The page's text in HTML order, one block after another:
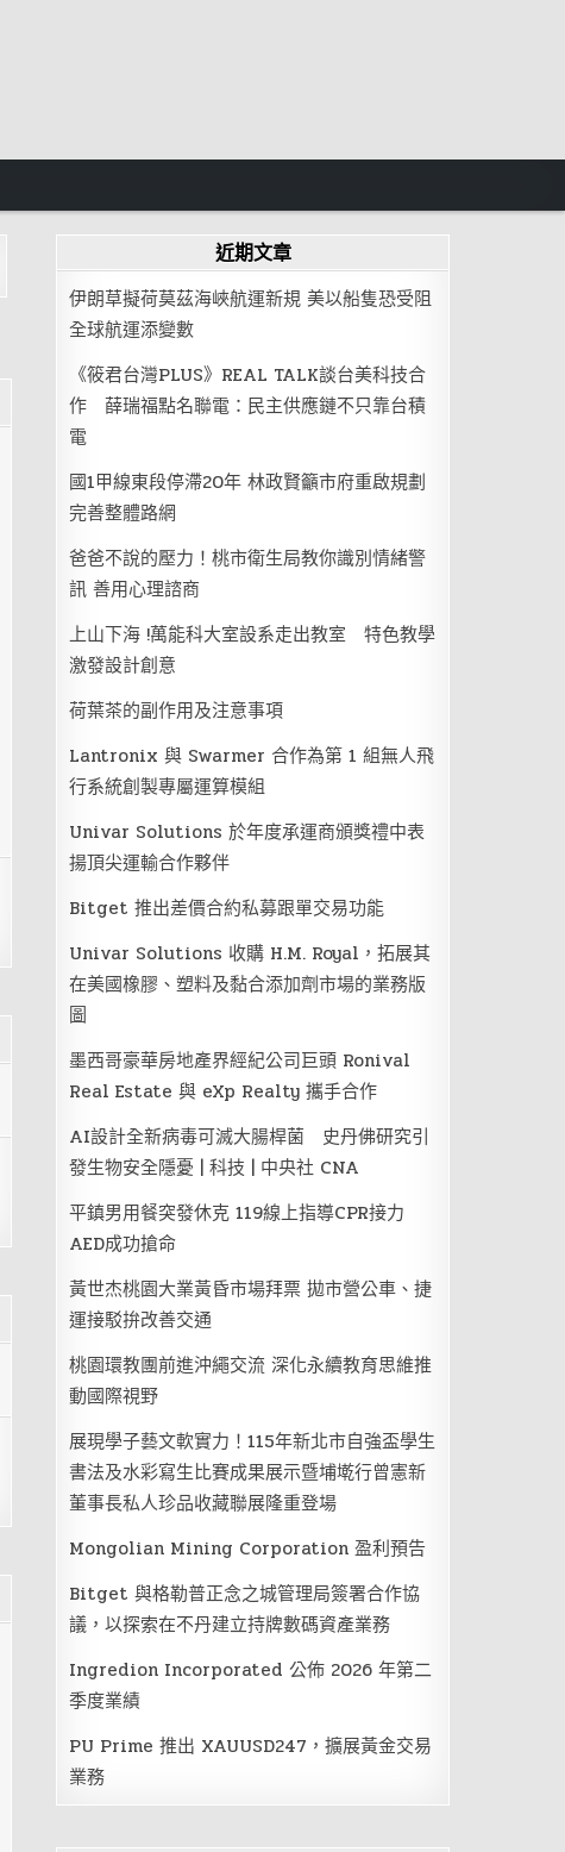
近期文章
伊朗草擬荷莫茲海峽航運新規 美以船隻恐受阻
全球航運添變數
《筱君台灣PLUS》REAL TALK談台美科技合
作 薛瑞福點名聯電：民主供應鏈不只靠台積
電
國1甲線東段停滯20年 林政賢籲市府重啟規劃
完善整體路網
爸爸不說的壓力！桃市衛生局教你識別情緒警
訊 善用心理諮商
上山下海 !萬能科大室設系走出教室 特色教學
激發設計創意
荷葉茶的副作用及注意事項
Lantronix 與 Swarmer 合作為第 1 組無人飛
行系統創製專屬運算模組
Univar Solutions 於年度承運商頒獎禮中表
揚頂尖運輸合作夥伴
Bitget 推出差價合約私募跟單交易功能
Univar Solutions 收購 H.M. Royal，拓展其
在美國橡膠、塑料及黏合添加劑市場的業務版
圖
墨西哥豪華房地產界經紀公司巨頭 Ronival
Real Estate 與 eXp Realty 攜手合作
AI設計全新病毒可滅大腸桿菌 史丹佛研究引
發生物安全隱憂 | 科技 | 中央社 CNA
平鎮男用餐突發休克 119線上指導CPR接力
AED成功搶命
黃世杰桃園大業黃昏市場拜票 拋市營公車、捷
運接駁拚改善交通
桃園環教團前進沖繩交流 深化永續教育思維推
動國際視野
展現學子藝文軟實力！115年新北市自強盃學生
書法及水彩寫生比賽成果展示暨埔墘行曾憲新
董事長私人珍品收藏聯展隆重登場
Mongolian Mining Corporation 盈利預告
Bitget 與格勒普正念之城管理局簽署合作協
議，以探索在不丹建立持牌數碼資產業務
Ingredion Incorporated 公佈 2026 年第二
季度業績
PU Prime 推出 XAUUSD247，擴展黃金交易
業務